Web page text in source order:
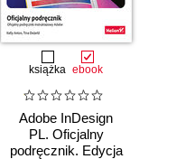
książka ebook
Adobe InDesign
PL. Oficjalny
podręcznik. Edycja